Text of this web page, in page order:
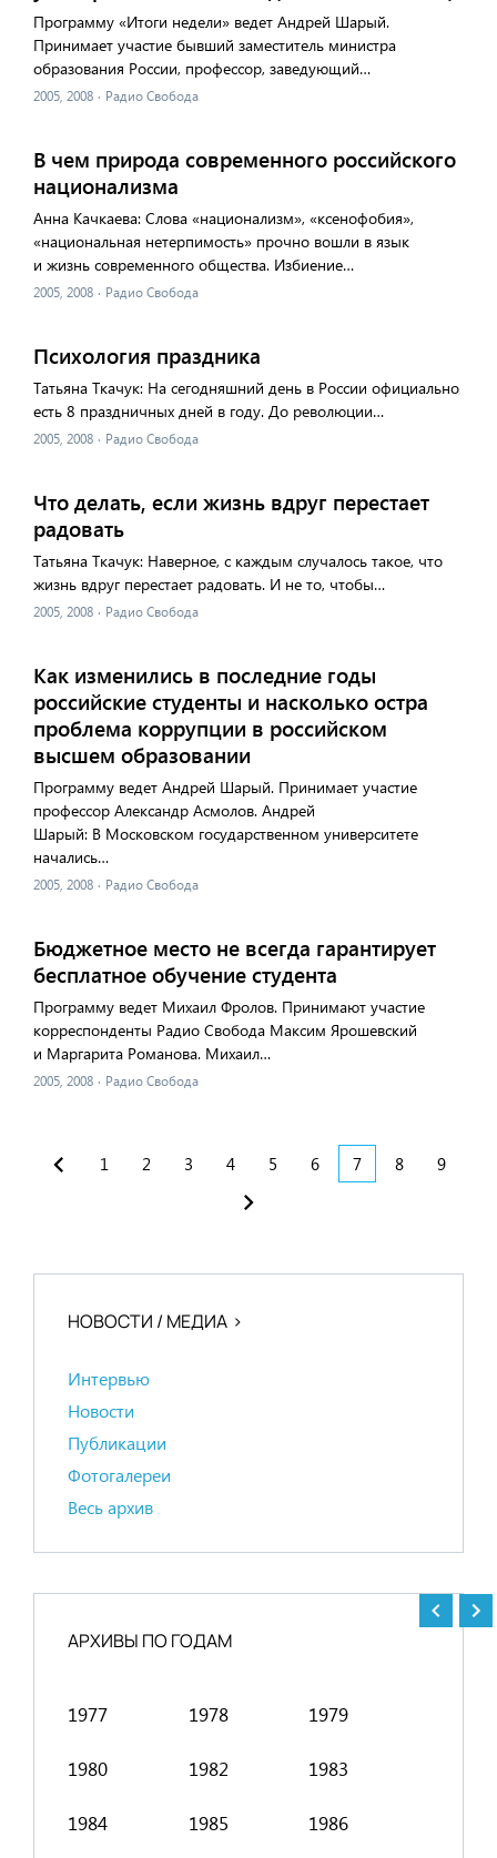
Программу «Итоги недели» ведет Андрей Шарый.
Принимает участие бывший заместитель министра
образования России, профессор, заведующий…
2005, 2008 · Радио Свобода
В чем природа современного российского
национализма
Анна Качкаева: Слова «национализм», «ксенофобия»,
«национальная нетерпимость» прочно вошли в язык
и жизнь современного общества. Избиение…
2005, 2008 · Радио Свобода
Психология праздника
Татьяна Ткачук: На сегодняшний день в России официально
есть 8 праздничных дней в году. До революции…
2005, 2008 · Радио Свобода
Что делать, если жизнь вдруг перестает
радовать
Татьяна Ткачук: Наверное, с каждым случалось такое, что
жизнь вдруг перестает радовать. И не то, чтобы…
2005, 2008 · Радио Свобода
Как изменились в последние годы
российские студенты и насколько остра
проблема коррупции в российском
высшем образовании
Программу ведет Андрей Шарый. Принимает участие
профессор Александр Асмолов. Андрей
Шарый: В Московском государственном университете
начались…
2005, 2008 · Радио Свобода
Бюджетное место не всегда гарантирует
бесплатное обучение студента
Программу ведет Михаил Фролов. Принимают участие
корреспонденты Радио Свобода Максим Ярошевский
и Маргарита Романова. Михаил…
2005, 2008 · Радио Свобода
1 2 3 4 5 6 7 8 9
НОВОСТИ / МЕДИА
Интервью
Новости
Публикации
Фотогалереи
Весь архив
АРХИВЫ ПО ГОДАМ
1977 1978 1979
1980 1982 1983
1984 1985 1986